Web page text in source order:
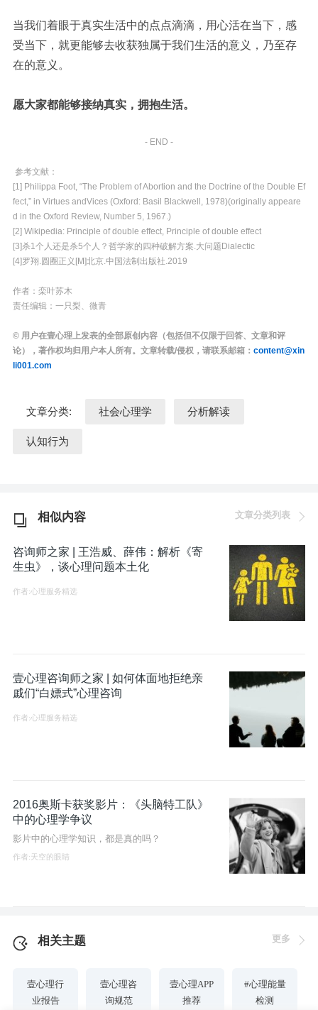
当我们着眼于真实生活中的点点滴滴，用心活在当下，感
受当下，就更能够去收获独属于我们生活的意义，乃至存
在的意义。
愿大家都能够接纳真实，拥抱生活。
- END -
参考文献：
[1] Philippa Foot, “The Problem of Abortion and the Doctrine of the Double Ef
fect,” in Virtues andVices (Oxford: Basil Blackwell, 1978)(originally appeare
d in the Oxford Review, Number 5, 1967.)
[2] Wikipedia: Principle of double effect, Principle of double effect
[3]杀1个人还是杀5个人？哲学家的四种破解方案.大问题 Dialectic
[4]罗翔 .圆圈正义 [M]北京.中国法制出版社.2019
作者：栾叶苏木
责任编辑：一只梨、微青
© 用户在壹心理上发表的全部原创内容（包括但不仅限于回答、文章和评
论），著作权均归用户本人所有。文章转载/侵权，请联系邮箱： content@xin
li001.com
文章分类: 社会心理学 分析解读
认知行为
相似内容 文章分类列表
咨询师之家 | 王浩威、薛伟：解析《寄
生虫》，谈心理问题本土化
作者:心理服务精选
壹心理咨询师之家 | 如何体面地拒绝亲
戚们“白嫖式”心理咨询
作者:心理服务精选
2016奥斯卡获奖影片：《头脑特工队》
中的心理学争议
影片中的心理学知识，都是真的吗？
作者:天空的眼睛
相关主题 更多
壹心理行
业报告
壹心理咨
询规范
壹心理APP
推荐
#心理能量
检测